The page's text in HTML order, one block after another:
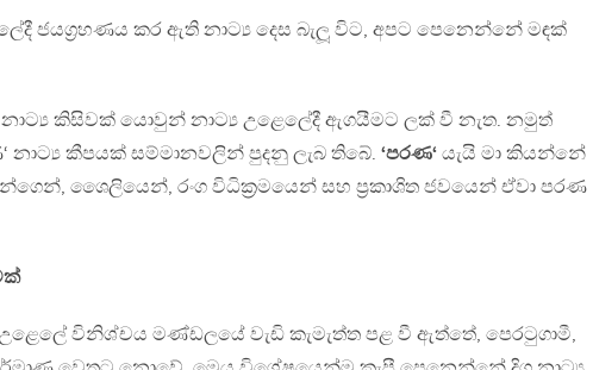
ජයග‍්‍රහණය කර ඇති නාට්‍ය දෙස බැලූ විට, අපට පෙනෙන්නේ මඳක්
නාට්‍ය කිසිවක් යොවුන් නාට්‍ය උළෙලේදී ඇගයීමට ලක් වී නැත. නමුත්
නාට්‍ය කීපයක් සම්මානවලින් පුදනු ලැබ තිබේ. ‘පරණ‘ යැයි මා කියන්නේ
ශෛලියෙන්, රංග විධික‍්‍රමයෙන් සහ ප‍්‍රකාශිත ජවයෙන් ඒවා පරණ
විනිශ්චය මණ්ඩලයේ වැඩි කැමැත්ත පළ වී ඇත්තේ, පෙරටුගාමී,